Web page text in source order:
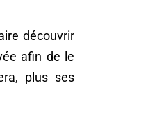
découvrir
afin de le
plus ses